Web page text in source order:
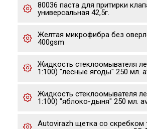
80036 паста для притирки
универсальная 42,5г.
Желтая микрофибра без
400gsm
Жидкость стеклоомывателя
1:100) "лесные ягоды" 250 мл.
Жидкость стеклоомывателя
1:100) "яблоко-дыня" 250 мл.
Autovirazh щетка со скребком